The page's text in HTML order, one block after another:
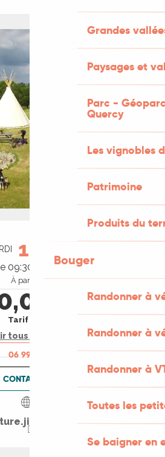
Grandes
Paysages et
Parc -
Quercy
Les vignobles
Patrimoine
Produits du
Bouger
Randonner à
Randonner à
Randonner à
Toutes les
Se baigner en
+1 PHOTO
18
09:30 à 12:00
À partir de
€
Tarif plein
tous les tarifs
06 99 08 95
CONTACTEZ-NOUS